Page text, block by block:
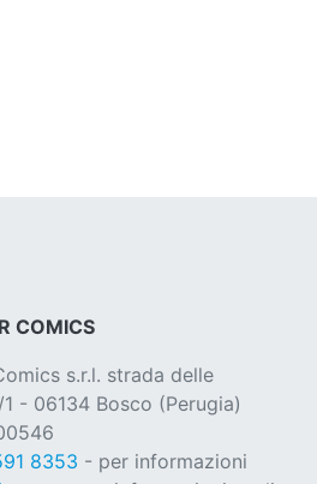
COMICS
s.r.l. strada delle
- 06134 Bosco (Perugia)
8353 - per informazioni